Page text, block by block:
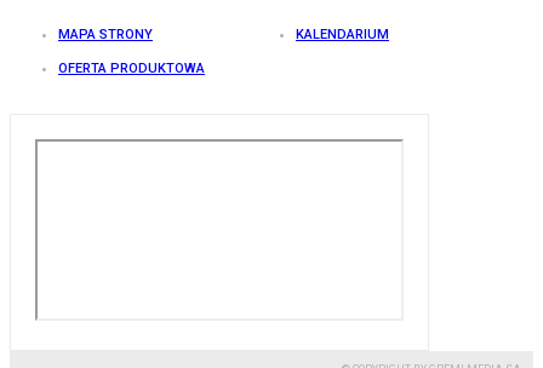
MAPA STRONY KALENDARIUM
OFERTA PRODUKTOWA